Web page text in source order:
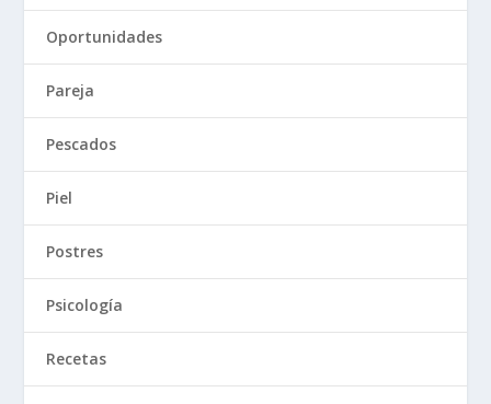
Oportunidades
Pareja
Pescados
Piel
Postres
Psicología
Recetas